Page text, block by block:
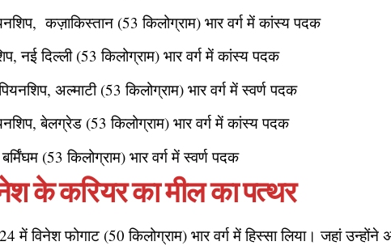
कज़ाकिस्तान (53 किलोग्राम) भार वर्ग में कांस्य पदक
नई दिल्ली (53 किलोग्राम) भार वर्ग में कांस्य पदक
अल्माटी (53 किलोग्राम) भार वर्ग में स्वर्ण पदक
बेलग्रेड (53 किलोग्राम) भार वर्ग में कांस्य पदक
(53 किलोग्राम) भार वर्ग में स्वर्ण पदक
के करियर का मील का पत्थर
में विनेश फोगाट (50 किलोग्राम) भार वर्ग में हिस्सा लिया। जहां